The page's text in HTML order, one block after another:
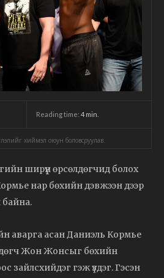
Reading time: 4 min.
хиймэл оюун боловсруулав.
ширүүн өрсөлдөгчид болох
нар бөхийн дэвжээн дээр
байна.
аварга асан Даниэль Кормье
Жон Жонсыг бөхийн
зайлсхийдэг гэж үздэг. Гэсэн